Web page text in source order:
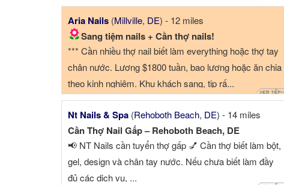
Aria Nails (Millville, DE) - 12 miles
Sang tiệm nails + Cần thợ nails!
*** Cần nhiều thợ nail biết làm everything hoặc thợ tay
chân nước. Lương $1800 tuần, bao lương hoặc ăn chia
theo kinh nghiệm. Khu khách sang, tip rấ...
Nt Nails & Spa (Rehoboth Beach, DE) - 14 miles
Cần Thợ Nail Gấp – Rehoboth Beach, DE
📢 NT Nails cần tuyển thợ gấp 💅 Cần thợ biết làm bột,
gel, design và chân tay nước. Nếu chưa biết làm đầy
đủ các dịch vụ, ...